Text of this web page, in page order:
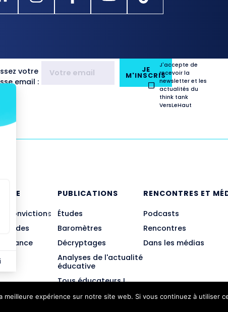
votre
email :
JE
M'INSCRIS
J'accepte de
recevoir la
newsletter et les
actualités du
think tank
VersLeHaut
convictions
PUBLICATIONS
Études
Baromètres
Décryptages
Analyses de l'actualité
éducative
Tous éducateurs !
RENCONTRES ET
Podcasts
Rencontres
Dans les médias
meilleure expérience sur notre site web. Si vous continuez à utiliser